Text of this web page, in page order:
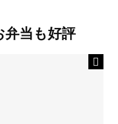
当も好評